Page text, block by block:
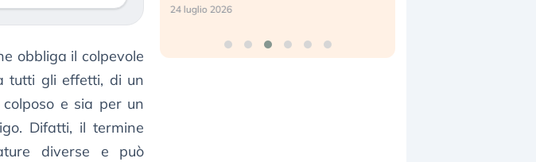
obbliga il colpevole
tutti gli effetti, di un
e sia per un
Difatti, il termine
diverse e può
24 luglio 2026